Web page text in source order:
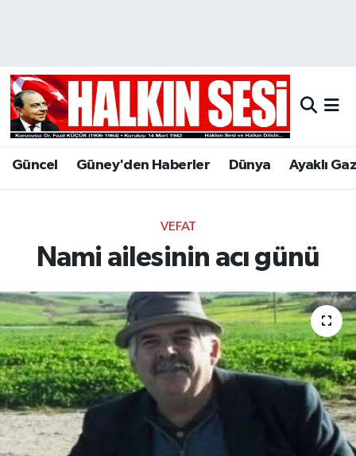
Güncel Güney'den Haberler Dünya Ayaklı
VEFAT
Nami ailesinin acı günü
Hava Durumu
Trafik Durumu
Son Dakika Haberleri
Haber Arşivi